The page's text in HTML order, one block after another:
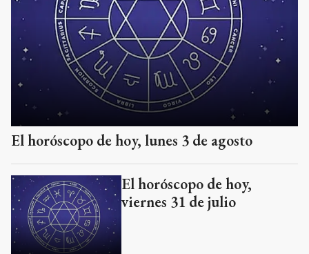
El horóscopo de hoy, lunes 3 de agosto
El horóscopo de hoy,
viernes 31 de julio